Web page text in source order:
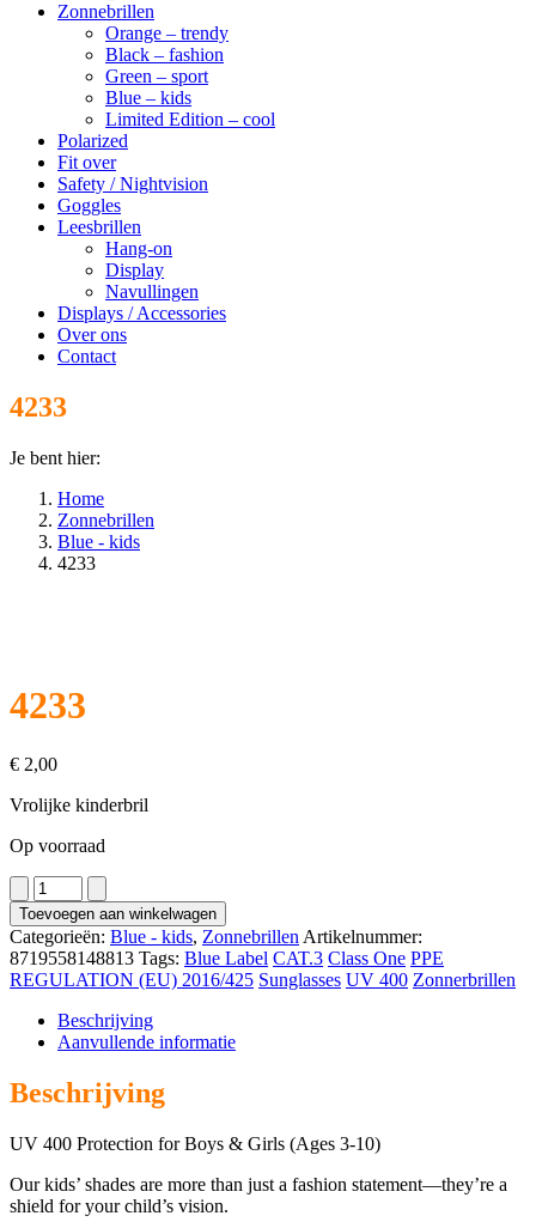
Zonnebrillen
Orange – trendy
Black – fashion
Green – sport
Blue – kids
Limited Edition – cool
Polarized
Fit over
Safety / Nightvision
Goggles
Leesbrillen
Hang-on
Display
Navullingen
Displays / Accessories
Over ons
Contact
4233
Je bent hier:
Home
Zonnebrillen
Blue - kids
4233
4233
€ 2,00
Vrolijke kinderbril
Op voorraad
4233
aantal
Toevoegen aan winkelwagen
Categorieën: Blue - kids, Zonnebrillen Artikelnummer:
8719558148813 Tags: Blue Label CAT.3 Class One PPE
REGULATION (EU) 2016/425 Sunglasses UV 400 Zonnerbrillen
Beschrijving
Aanvullende informatie
Beschrijving
UV 400 Protection for Boys & Girls (Ages 3-10)
Our kids’ shades are more than just a fashion statement—they’re a
shield for your child’s vision.